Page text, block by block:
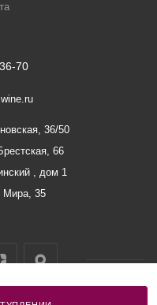
70
36/50
66
, дом 1
35